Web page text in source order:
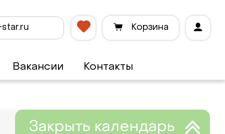
star.ru Корзина
Вакансии Контакты